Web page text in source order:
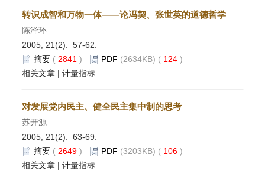
转识成智和万物一体——论冯契、张世英的道德哲学
陈泽环
2005, 21(2): 57-62.
摘要 ( 2841 ) PDF (2634KB) ( 124 )
相关文章 | 计量指标
对发展党内民主、健全民主集中制的思考
苏开源
2005, 21(2): 63-69.
摘要 ( 2649 ) PDF (3203KB) ( 106 )
相关文章 | 计量指标